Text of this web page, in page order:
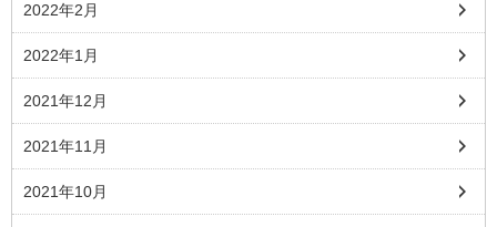
2022年2月
2022年1月
2021年12月
2021年11月
2021年10月